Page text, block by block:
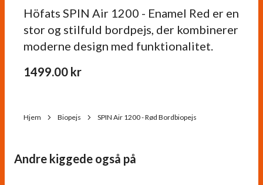
Höfats SPIN Air 1200 - Enamel Red er en
stor og stilfuld bordpejs, der kombinerer
moderne design med funktionalitet.
1499.00 kr
Hjem Biopejs SPIN Air 1200 - Rød Bordbiopejs
Andre kiggede også på